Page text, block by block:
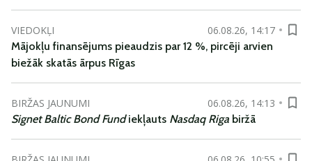
VIEDOKĻI
06.08.26, 14:17
Mājokļu finansējums pieaudzis par 12 %, pircēji arvien
biežāk skatās ārpus Rīgas
BIRŽAS JAUNUMI
06.08.26, 14:13
Signet Baltic Bond Fundiekļauts Nasdaq Riga biržā